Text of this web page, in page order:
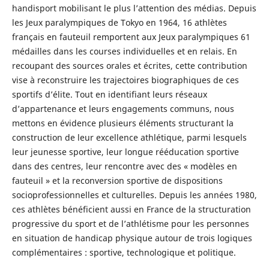
handisport mobilisant le plus l’attention des médias. Depuis
les Jeux paralympiques de Tokyo en 1964, 16 athlètes
français en fauteuil remportent aux Jeux paralympiques 61
médailles dans les courses individuelles et en relais. En
recoupant des sources orales et écrites, cette contribution
vise à reconstruire les trajectoires biographiques de ces
sportifs d’élite. Tout en identifiant leurs réseaux
d’appartenance et leurs engagements communs, nous
mettons en évidence plusieurs éléments structurant la
construction de leur excellence athlétique, parmi lesquels
leur jeunesse sportive, leur longue rééducation sportive
dans des centres, leur rencontre avec des « modèles en
fauteuil » et la reconversion sportive de dispositions
socioprofessionnelles et culturelles. Depuis les années 1980,
ces athlètes bénéficient aussi en France de la structuration
progressive du sport et de l’athlétisme pour les personnes
en situation de handicap physique autour de trois logiques
complémentaires : sportive, technologique et politique.